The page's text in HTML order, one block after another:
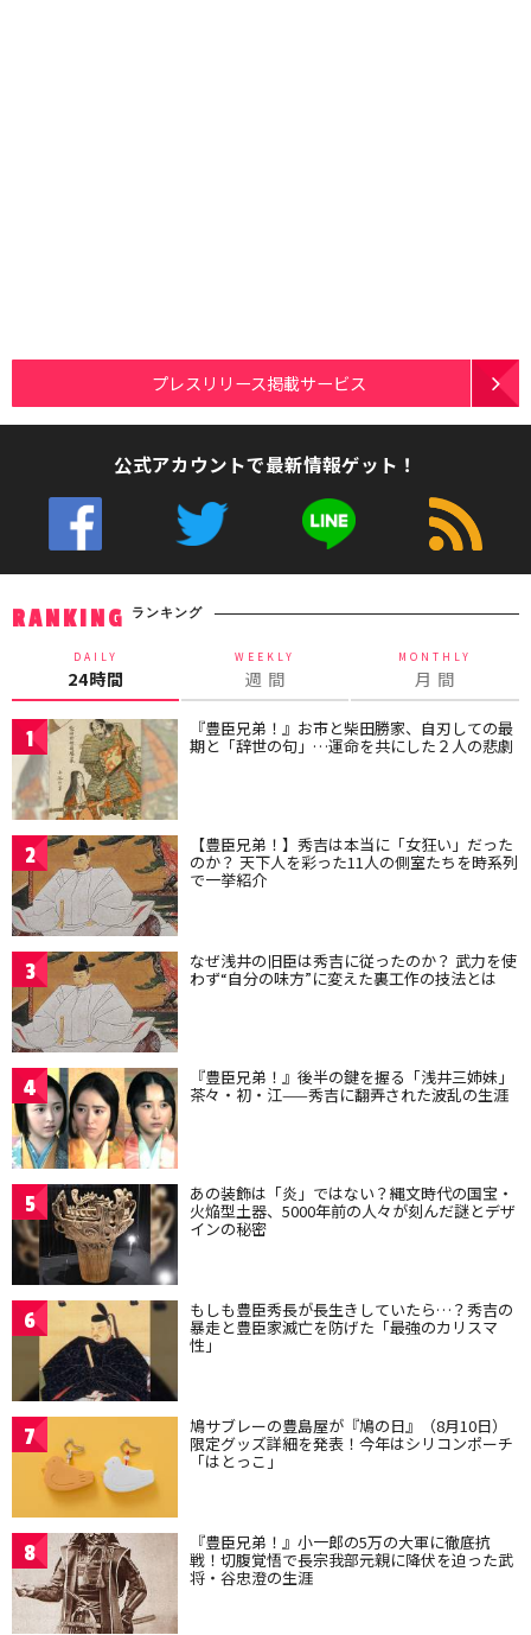
プレスリリース掲載サービス
公式アカウントで最新情報ゲット！
RANKING ランキング
DAILY
24時間
WEEKLY
週 間
MONTHLY
月 間
1 『豊臣兄弟！』お市と柴田勝家、自刃しての最
期と「辞世の句」…運命を共にした２人の悲劇
2 【豊臣兄弟！】秀吉は本当に「女狂い」だった
のか？ 天下人を彩った11人の側室たちを時系列
で一挙紹介
3 なぜ浅井の旧臣は秀吉に従ったのか？ 武力を使
わず“自分の味方”に変えた裏工作の技法とは
4 『豊臣兄弟！』後半の鍵を握る「浅井三姉妹」
茶々・初・江——秀吉に翻弄された波乱の生涯
5 あの装飾は「炎」ではない？縄文時代の国宝・
火焔型土器、5000年前の人々が刻んだ謎とデザ
インの秘密
6 もしも豊臣秀長が長生きしていたら…？秀吉の
暴走と豊臣家滅亡を防げた「最強のカリスマ
性」
7 鳩サブレーの豊島屋が『鳩の日』（8月10日）
限定グッズ詳細を発表！今年はシリコンポーチ
「はとっこ」
8 『豊臣兄弟！』小一郎の5万の大軍に徹底抗
戦！切腹覚悟で長宗我部元親に降伏を迫った武
将・谷忠澄の生涯